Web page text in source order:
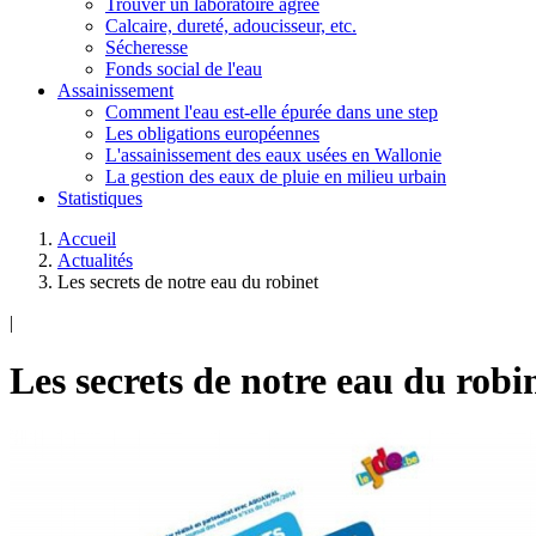
Calcaire, dureté, adoucisseur, etc.
Sécheresse
Fonds social de l'eau
Assainissement
Comment l'eau est-elle épurée dans une step
Les obligations européennes
L'assainissement des eaux usées en Wallonie
La gestion des eaux de pluie en milieu urbain
Statistiques
Accueil
Actualités
Les secrets de notre eau du robinet
|
Les secrets de notre eau du